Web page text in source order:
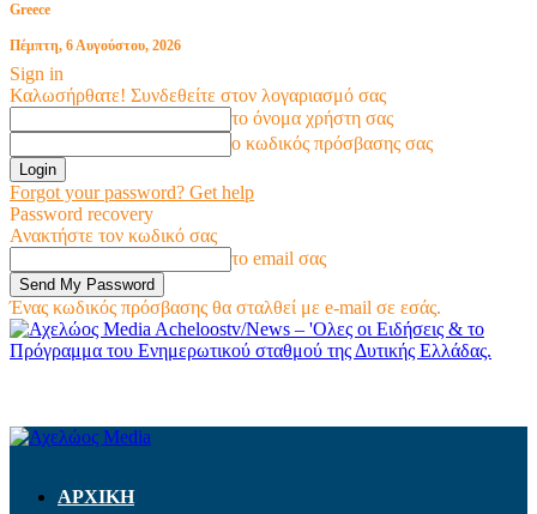
Greece
Πέμπτη, 6 Αυγούστου, 2026
Sign in
Καλωσήρθατε! Συνδεθείτε στον λογαριασμό σας
το όνομα χρήστη σας
ο κωδικός πρόσβασης σας
Forgot your password? Get help
Password recovery
Ανακτήστε τον κωδικό σας
το email σας
Ένας κωδικός πρόσβασης θα σταλθεί με e-mail σε εσάς.
Acheloostv/News – 'Ολες οι Ειδήσεις & το
Πρόγραμμα του Ενημερωτικού σταθμού της Δυτικής Ελλάδας.
ΑΡΧΙΚΗ